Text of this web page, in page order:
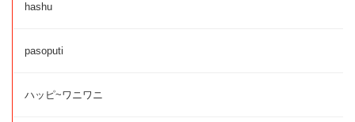
hashu
pasoputi
ハッピ~ワニワニ